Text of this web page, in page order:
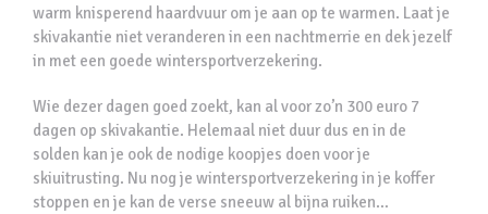
warm knisperend haardvuur om je aan op te warmen. Laat je
skivakantie niet veranderen in een nachtmerrie en dek jezelf
in met een goede wintersportverzekering.
Wie dezer dagen goed zoekt, kan al voor zo’n 300 euro 7
dagen op skivakantie. Helemaal niet duur dus en in de
solden kan je ook de nodige koopjes doen voor je
skiuitrusting. Nu nog je wintersportverzekering in je koffer
stoppen en je kan de verse sneeuw al bijna ruiken…